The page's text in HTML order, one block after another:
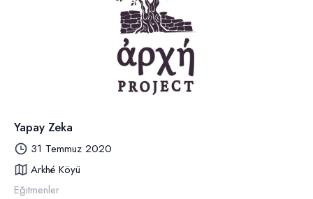
Yapay Zeka
31 Temmuz 2020
Arkhé Köyü
Eğitmenler